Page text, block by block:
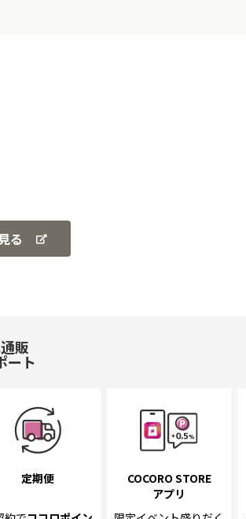
る
販
ート
定期便
COCORO STORE
アプリ